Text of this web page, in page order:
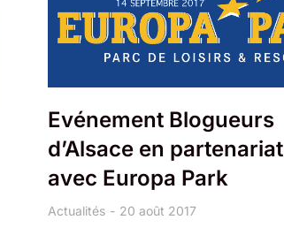
Evénement Blogueurs
d’Alsace en partenariat
avec Europa Park
Actualités 20 août 2017